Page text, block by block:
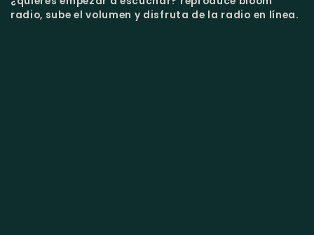
radio, sube el volumen y disfruta de la radio en línea.